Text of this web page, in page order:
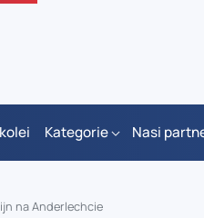
Kategorie Nasi
na Anderlechcie